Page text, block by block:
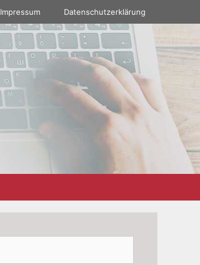
Impressum Datenschutzerklärung